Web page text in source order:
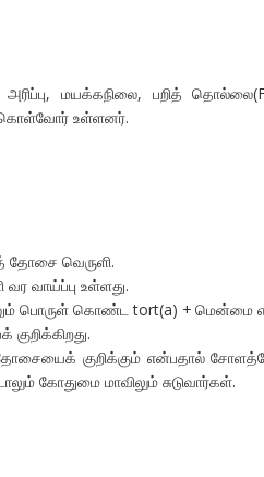
மயக்கநிலை, பறித்
உள்ளனர்.
வெருளி.
வாய்ப்பு உள்ளது.
பொருள் கொண்ட tort(a) + மென்மை
குறிக்கும் என்பதால்
கோதுமை மாவிலும் சுடுவார்கள்.